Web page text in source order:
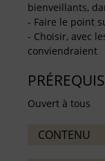
bienveillants,
- Faire le point
- Choisir, avec
conviendraient
Ouvert à tous
CONTENU